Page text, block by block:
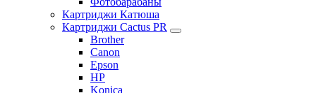
Картриджи Катюша
Картриджи Cactus PR
Brother
Canon
Epson
HP
Konica